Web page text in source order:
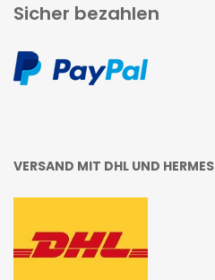
Sicher bezahlen
VERSAND MIT DHL UND HERMES